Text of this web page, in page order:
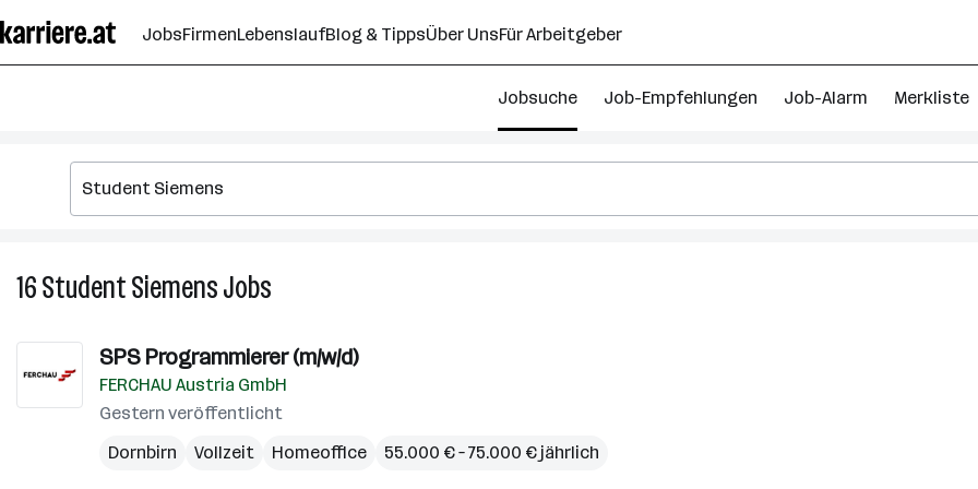
Seiteninhalt
springen
JobsFirmenLebenslaufBlog & TippsÜber UnsFür Arbeitgeber
Jobsuche Job-Empfehlungen Job-Alarm Merkliste
16Student SiemensJobs
Jobs
SPS Programmierer (m/w/d)
FERCHAU Austria GmbH
Gestern veröffentlicht
Dornbirn
Vollzeit Homeoffice 55.000 € – 75.000 € jährlich